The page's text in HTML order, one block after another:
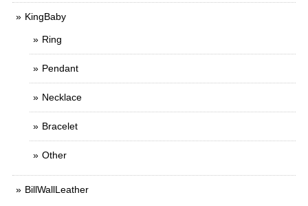
KingBaby
Ring
Pendant
Necklace
Bracelet
Other
BillWallLeather